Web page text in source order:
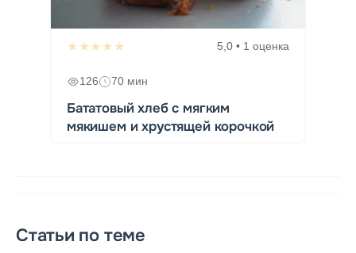
★★★★★ 5,0 • 1 оценка
126 70 мин
Бататовый хлеб с мягким
мякишем и хрустящей корочкой
Статьи по теме